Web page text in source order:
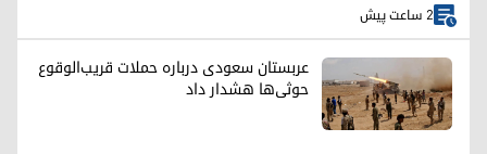
2 ساعت پیش
عربستان سعودی درباره حملات قریب‌الوقوع
حوثی‌ها هشدار داد